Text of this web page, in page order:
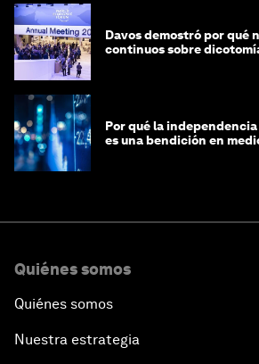
Davos demostró por qué
continuos sobre
Por qué la
es una bendición en
Quiénes somos
Quiénes somos
Nuestra estrategia